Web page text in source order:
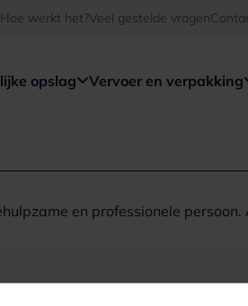
Hoe werkt het?Veel gestelde vragen
opslag Vervoer en verpakking
en professionele